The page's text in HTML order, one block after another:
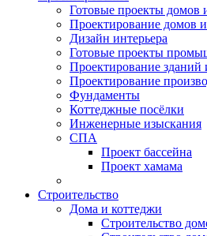
Готовые проекты домов
Проектирование домов
Дизайн интерьера
Готовые проекты
Проектирование зданий
Проектирование
Фундаменты
Коттеджные посёлки
Инженерные изыскания
СПА
Проект бассейна
Проект хамама
Строительство
Дома и коттеджи
Строительство